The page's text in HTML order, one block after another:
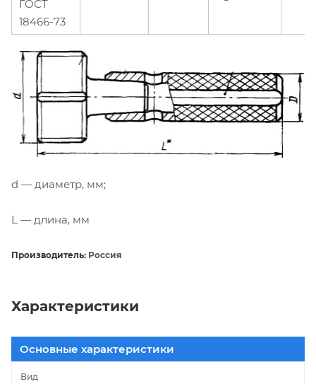
ГОСТ
18466-73
d — диаметр, мм;
L — длина, мм
Производитель: Россия
Характеристики
Основные характеристики
Вид